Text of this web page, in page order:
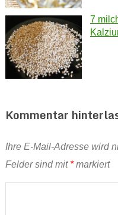
7
Kommentar
Ihre E-Mail-Adresse wird
Felder sind mit *markiert